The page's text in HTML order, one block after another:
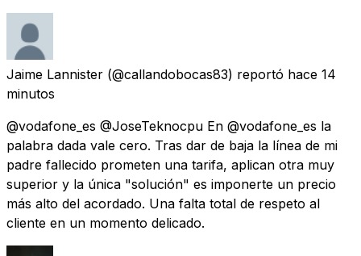
Jaime Lannister (@callandobocas83) reportó hace 14
minutos
@vodafone_es @JoseTeknocpu En @vodafone_es la
palabra dada vale cero. Tras dar de baja la línea de mi
padre fallecido prometen una tarifa, aplican otra muy
superior y la única "solución" es imponerte un precio
más alto del acordado. Una falta total de respeto al
cliente en un momento delicado.